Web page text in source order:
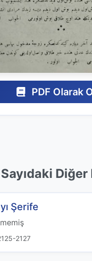
PDF Olarak
Sayıdaki
Şerife
2127